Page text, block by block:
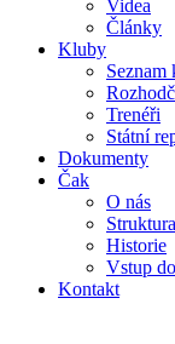
Videa
Články
Kluby
Seznam
Trenéři
Státní
Dokumenty
Čak
O nás
Historie
Vstup
Kontakt